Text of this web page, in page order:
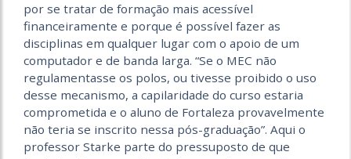
por se tratar de formação mais acessível
financeiramente e porque é possível fazer as
disciplinas em qualquer lugar com o apoio de um
computador e de banda larga. “Se o MEC não
regulamentasse os polos, ou tivesse proibido o uso
desse mecanismo, a capilaridade do curso estaria
comprometida e o aluno de Fortaleza provavelmente
não teria se inscrito nessa pós-graduação”. Aqui o
professor Starke parte do pressuposto de que